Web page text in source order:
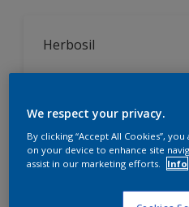
Herbosil
We respect your privacy.
By clicking “Accept All Cookies”,
on your device to enhance site
assist in our marketing efforts.
Info